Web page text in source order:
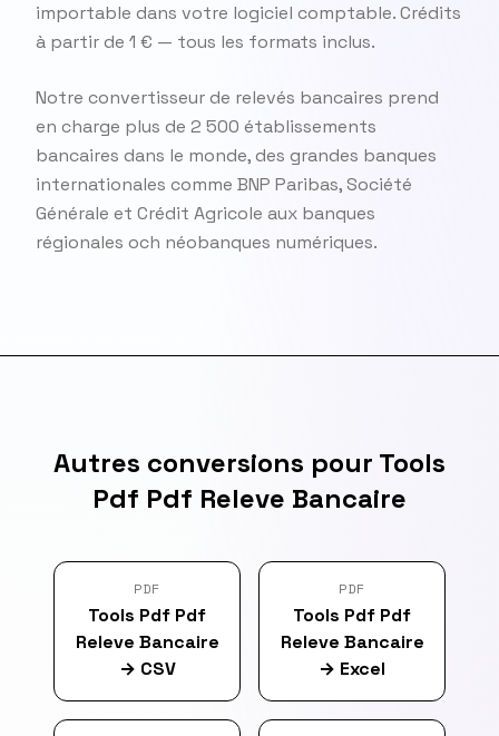
importable dans votre logiciel comptable. Crédits
à partir de 1 € — tous les formats inclus.
Notre convertisseur de relevés bancaires prend
en charge plus de 2 500 établissements
bancaires dans le monde, des grandes banques
internationales comme BNP Paribas, Société
Générale et Crédit Agricole aux banques
régionales och néobanques numériques.
Autres conversions pour Tools
Pdf Pdf Releve Bancaire
PDF
Tools Pdf Pdf
Releve Bancaire
→ CSV
PDF
Tools Pdf Pdf
Releve Bancaire
→ Excel